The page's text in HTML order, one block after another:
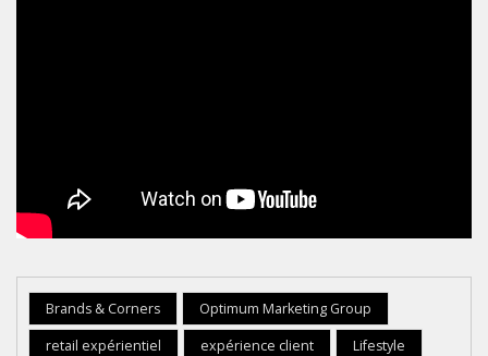
Brands & Corners
Optimum Marketing Group
retail expérientiel
expérience client
Lifestyle